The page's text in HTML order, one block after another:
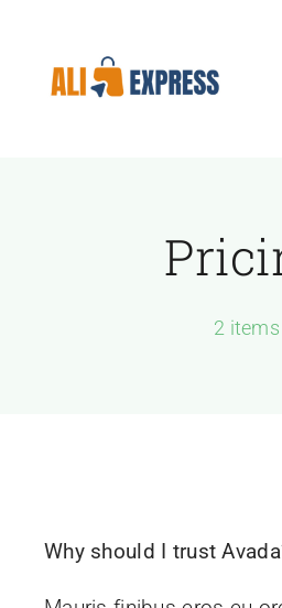
content
2 items
Why should I trust